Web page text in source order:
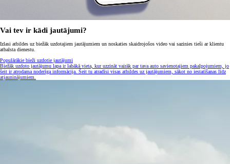
Vai tev ir kādi jautājumi?
Izlasi atbildes uz biežāk uzdotajiem jautājumiem un noskaties skaidrojošos video vai sazinies tieši ar klientu
atbalsta dienestu.
Populārākie bieži uzdotie jautājumi
Biežāk uzdoto jautājumu lapa ir labākā vieta, kur uzzināt vairāk par tava auto savienotajiem pakalpojumiem, jo
šeit ir atrodama noderīga informācija. Šeit tu atradīsi visas atbildes uz jautājumiem, sākot no iestatīšanas līdz
atjauninājumiem.